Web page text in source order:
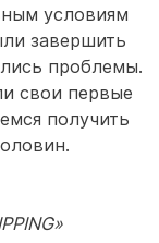
условиям
завершить
проблемы.
свои первые
получить